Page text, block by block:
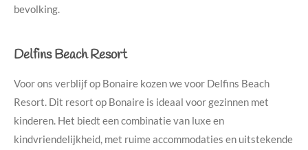
bevolking.
Delfins Beach Resort
Voor ons verblijf op Bonaire kozen we voor Delfins Beach
Resort. Dit resort op Bonaire is ideaal voor gezinnen met
kinderen. Het biedt een combinatie van luxe en
kindvriendelijkheid, met ruime accommodaties en uitstekende